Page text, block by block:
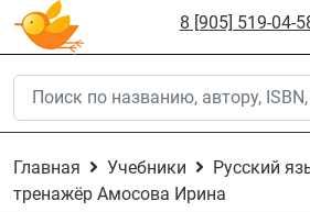
8 [905] 519-04-
Главная Учебники
Русский
тренажёр Амосова Ирина